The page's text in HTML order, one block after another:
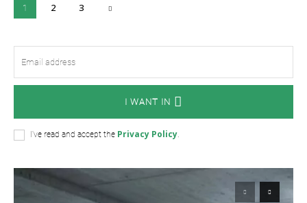
1 2 3
I WANT IN
I've read and accept the Privacy Policy.